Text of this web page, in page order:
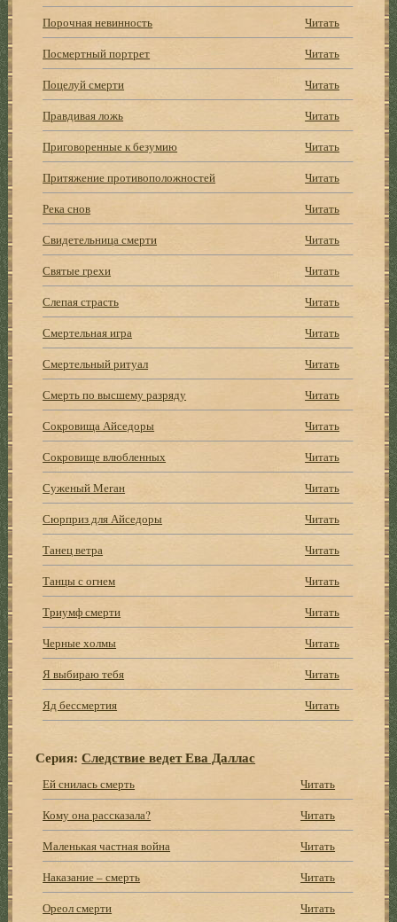
Порочная невинность
Читать
Посмертный портрет
Читать
Поцелуй смерти
Читать
Правдивая ложь
Читать
Приговоренные к безумию
Читать
Притяжение противоположностей
Читать
Река снов
Читать
Свидетельница смерти
Читать
Святые грехи
Читать
Слепая страсть
Читать
Смертельная игра
Читать
Смертельный ритуал
Читать
Смерть по высшему разряду
Читать
Сокровища Айседоры
Читать
Сокровище влюбленных
Читать
Суженый Меган
Читать
Сюрприз для Айседоры
Читать
Танец ветра
Читать
Танцы с огнем
Читать
Триумф смерти
Читать
Черные холмы
Читать
Я выбираю тебя
Читать
Яд бессмертия
Читать
Серия:Следствие ведет Ева Даллас
Ей снилась смерть
Читать
Кому она рассказала?
Читать
Маленькая частная война
Читать
Наказание – смерть
Читать
Ореол смерти
Читать